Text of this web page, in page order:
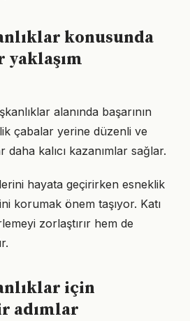
konusunda
alanında başarının
çabalar yerine düzenli ve
daha kalıcı kazanımlar sağlar.
hayata geçirirken esneklik
korumak önem taşıyor. Katı
zorlaştırır hem de
için
adımlar